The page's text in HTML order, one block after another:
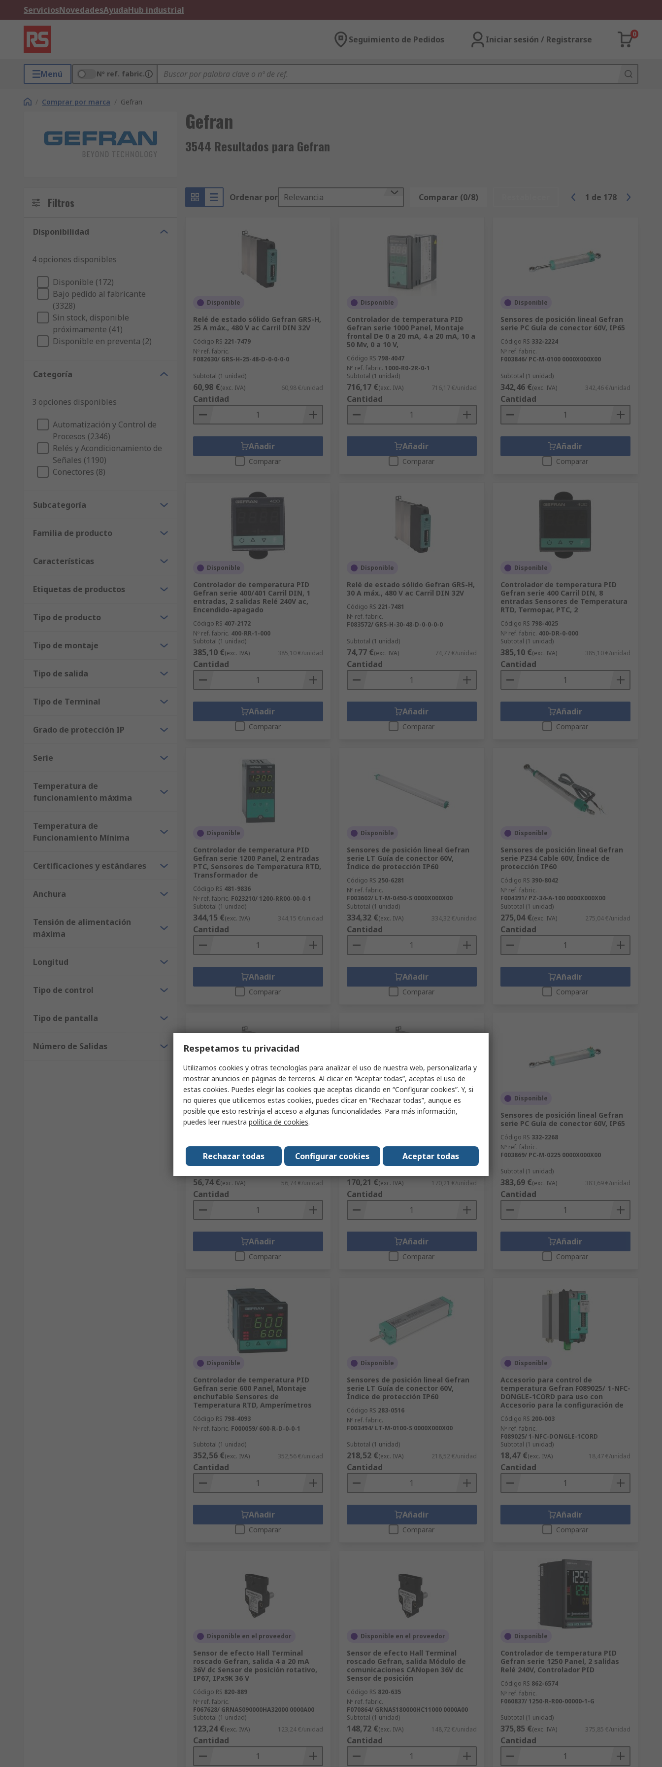
ServiciosNovedadesAyudaHub industrial
Seguimiento de Pedidos Iniciar sesión / Registrarse
0
Menú Nº ref. fabric.
/ Comprar por marca / Gefran
Gefran
3544 Resultados para Gefran
Filtros
Disponibilidad
4 opciones disponibles
Disponible (172)
Bajo pedido al fabricante
(3328)
Sin stock, disponible
próximamente (41)
Disponible en preventa (2)
Categoría
3 opciones disponibles
Automatización y Control de
Procesos (2346)
Relés y Acondicionamiento de
Señales (1190)
Conectores (8)
Subcategoría
Familia de producto
Características
Etiquetas de productos
Tipo de producto
Tipo de montaje
Tipo de salida
Tipo de Terminal
Grado de protección IP
Serie
Temperatura de
funcionamiento máxima
Temperatura de
Funcionamiento Mínima
Certificaciones y estándares
Anchura
Tensión de alimentación
máxima
Longitud
Tipo de control
Tipo de pantalla
Número de Salidas
Ordenar por Relevancia Comparar (0/8) 1 de 178
Disponible
Relé de estado sólido Gefran GRS-H,
25 A máx., 480 V ac Carril DIN 32V
Código RS 221-7479
Nº ref. fabric.
F082630/ GRS-H-25-48-D-0-0-0-0
Subtotal (1 unidad)
60,98 €(exc. IVA) 60,98 €/unidad
Cantidad
Añadir
Comparar
Disponible
Controlador de temperatura PID
Gefran serie 1000 Panel, Montaje
frontal De 0 a 20 mA, 4 a 20 mA, 10 a
50 Mv, 0 a 10 V,
Código RS 798-4047
Nº ref. fabric. 1000-R0-2R-0-1
Subtotal (1 unidad)
716,17 €(exc. IVA) 716,17 €/unidad
Cantidad
Añadir
Comparar
Disponible
Sensores de posición lineal Gefran
serie PC Guía de conector 60V, IP65
Código RS 332-2224
Nº ref. fabric.
F003846/ PC-M-0100 0000X000X00
Subtotal (1 unidad)
342,46 €(exc. IVA) 342,46 €/unidad
Cantidad
Añadir
Comparar
Disponible
Controlador de temperatura PID
Gefran serie 400/401 Carril DIN, 1
entradas, 2 salidas Relé 240V ac,
Encendido-apagado
Código RS 407-2172
Nº ref. fabric. 400-RR-1-000
Subtotal (1 unidad)
385,10 €(exc. IVA) 385,10 €/unidad
Cantidad
Añadir
Comparar
Disponible
Relé de estado sólido Gefran GRS-H,
30 A máx., 480 V ac Carril DIN 32V
Código RS 221-7481
Nº ref. fabric.
F083572/ GRS-H-30-48-D-0-0-0-0
Subtotal (1 unidad)
74,77 €(exc. IVA) 74,77 €/unidad
Cantidad
Añadir
Comparar
Disponible
Controlador de temperatura PID
Gefran serie 400 Carril DIN, 8
entradas Sensores de Temperatura
RTD, Termopar, PTC, 2
Código RS 798-4025
Nº ref. fabric. 400-DR-0-000
Subtotal (1 unidad)
385,10 €(exc. IVA) 385,10 €/unidad
Cantidad
Añadir
Comparar
Disponible
Controlador de temperatura PID
Gefran serie 1200 Panel, 2 entradas
PTC, Sensores de Temperatura RTD,
Transformador de
Código RS 481-9836
Nº ref. fabric. F023210/ 1200-RR00-00-0-1
Subtotal (1 unidad)
344,15 €(exc. IVA) 344,15 €/unidad
Cantidad
Añadir
Comparar
Disponible
Sensores de posición lineal Gefran
serie LT Guía de conector 60V,
Índice de protección IP60
Código RS 250-6281
Nº ref. fabric.
F003602/ LT-M-0450-S 0000X000X00
Subtotal (1 unidad)
334,32 €(exc. IVA) 334,32 €/unidad
Cantidad
Añadir
Comparar
Disponible
Sensores de posición lineal Gefran
serie PZ34 Cable 60V, Índice de
protección IP60
Código RS 390-8042
Nº ref. fabric.
F004391/ PZ-34-A-100 0000X000X00
Subtotal (1 unidad)
275,04 €(exc. IVA) 275,04 €/unidad
Cantidad
Añadir
Comparar
Disponible
Relé de estado sólido Gefran GRS-H,
15 A máx., 480 V ac Carril DIN 260V
Código RS221-7478
Nº ref. fabric.
F083570/ GRS-H-15-48-D-0-0-0-0
56,74 €(exc. IVA) 56,74 €/unidad
Cantidad
Añadir
Comparar
Disponible
Relé de estado sólido Gefran GRS-H,
Nº ref. fabric.
F082817/ GRS-H-90-48-D-0-FAN60-0-0
170,21 €(exc. IVA) 170,21 €/unidad
Cantidad
Añadir
Comparar
Disponible
Sensores de posición lineal Gefran
serie PC Guía de conector 60V, IP65
Código RS 332-2268
Nº ref. fabric.
F003869/ PC-M-0225 0000X000X00
Subtotal (1 unidad)
383,69 €(exc. IVA) 383,69 €/unidad
Cantidad
Añadir
Comparar
Disponible
Controlador de temperatura PID
Gefran serie 600 Panel, Montaje
enchufable Sensores de
Temperatura RTD, Amperímetros
Código RS 798-4093
Nº ref. fabric. F000059/ 600-R-D-0-0-1
Subtotal (1 unidad)
352,56 €(exc. IVA) 352,56 €/unidad
Cantidad
Añadir
Comparar
Disponible
Sensores de posición lineal Gefran
serie LT Guía de conector 60V,
Índice de protección IP60
Código RS 283-0516
Nº ref. fabric.
F003494/ LT-M-0100-S 0000X000X00
Subtotal (1 unidad)
218,52 €(exc. IVA) 218,52 €/unidad
Cantidad
Añadir
Comparar
Disponible
Accesorio para control de
temperatura Gefran F089025/ 1-NFC-
DONGLE-1CORD para uso con
Accesorio para la configuración de
Código RS 200-003
Nº ref. fabric.
F089025/ 1-NFC-DONGLE-1CORD
Subtotal (1 unidad)
18,47 €(exc. IVA) 18,47 €/unidad
Cantidad
Añadir
Comparar
Disponible en el proveedor
Sensor de efecto Hall Terminal
roscado Gefran, salida 4 a 20 mA
36V dc Sensor de posición rotativo,
IP67, IPx9K 36 V
Código RS 820-889
Nº ref. fabric.
F067628/ GRNAS090000HA32000 0000A00
Subtotal (1 unidad)
123,24 €(exc. IVA) 123,24 €/unidad
Cantidad
Disponible en el proveedor
Sensor de efecto Hall Terminal
roscado Gefran, salida Módulo de
comunicaciones CANopen 36V dc
Sensor de posición
Código RS 820-635
Nº ref. fabric.
F070864/ GRNAS180000HC11000 0000A00
Subtotal (1 unidad)
148,72 €(exc. IVA) 148,72 €/unidad
Cantidad
Disponible
Controlador de temperatura PID
Gefran serie 1250 Panel, 2 salidas
Relé 240V, Controlador PID
Código RS 862-6574
Nº ref. fabric.
F060837/ 1250-R-R00-00000-1-G
Subtotal (1 unidad)
375,85 €(exc. IVA) 375,85 €/unidad
Cantidad
Respetamos tu privacidad
Utilizamos cookies y otras tecnologías para analizar el uso de nuestra web, personalizarla y
mostrar anuncios en páginas de terceros. Al clicar en “Aceptar todas”, aceptas el uso de
estas cookies. Puedes elegir las cookies que aceptas clicando en “Configurar cookies”. Y, si
no quieres que utilicemos estas cookies, puedes clicar en “Rechazar todas”, aunque es
posible que esto restrinja el acceso a algunas funcionalidades. Para más información,
puedes leer nuestra política de cookies.
Aceptar todas
Configurar cookies
Rechazar todas